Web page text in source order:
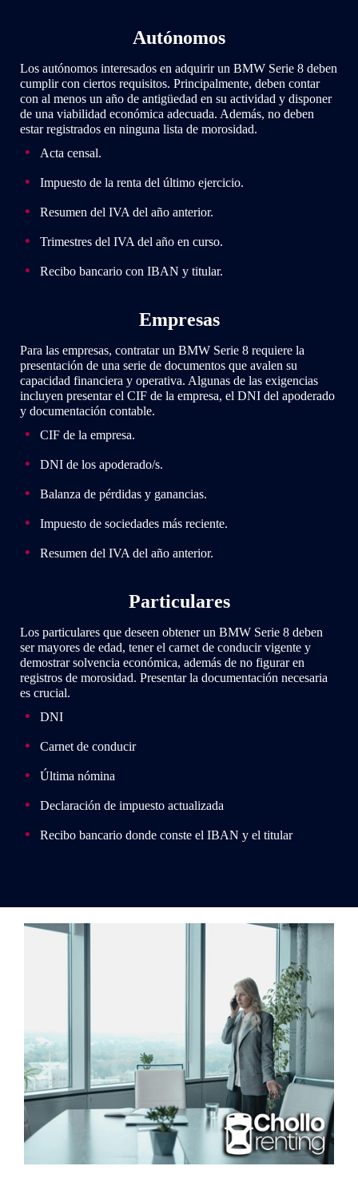
Autónomos
Los autónomos interesados en adquirir un BMW Serie 8 deben
cumplir con ciertos requisitos. Principalmente, deben contar
con al menos un año de antigüedad en su actividad y disponer
de una viabilidad económica adecuada. Además, no deben
estar registrados en ninguna lista de morosidad.
Acta censal.
Impuesto de la renta del último ejercicio.
Resumen del IVA del año anterior.
Trimestres del IVA del año en curso.
Recibo bancario con IBAN y titular.
Empresas
Para las empresas, contratar un BMW Serie 8 requiere la
presentación de una serie de documentos que avalen su
capacidad financiera y operativa. Algunas de las exigencias
incluyen presentar el CIF de la empresa, el DNI del apoderado
y documentación contable.
CIF de la empresa.
DNI de los apoderado/s.
Balanza de pérdidas y ganancias.
Impuesto de sociedades más reciente.
Resumen del IVA del año anterior.
Particulares
Los particulares que deseen obtener un BMW Serie 8 deben
ser mayores de edad, tener el carnet de conducir vigente y
demostrar solvencia económica, además de no figurar en
registros de morosidad. Presentar la documentación necesaria
es crucial.
DNI
Carnet de conducir
Última nómina
Declaración de impuesto actualizada
Recibo bancario donde conste el IBAN y el titular